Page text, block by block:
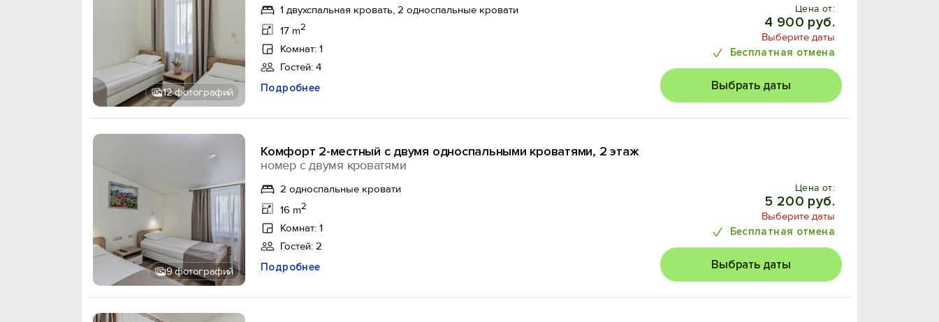
12 фотографий
1 двухспальная кровать, 2 односпальные кровати
17 m2
Комнат: 1
Гостей: 4
Подробнее
Цена от:
4 900 руб.
Выберите даты
Бесплатная отмена
Выбрать даты
9 фотографий
Комфорт 2-местный с двумя односпальными кроватями, 2 этаж
номер с двумя кроватями
2 односпальные кровати
16 m2
Комнат: 1
Гостей: 2
Подробнее
Цена от:
5 200 руб.
Выберите даты
Бесплатная отмена
Выбрать даты